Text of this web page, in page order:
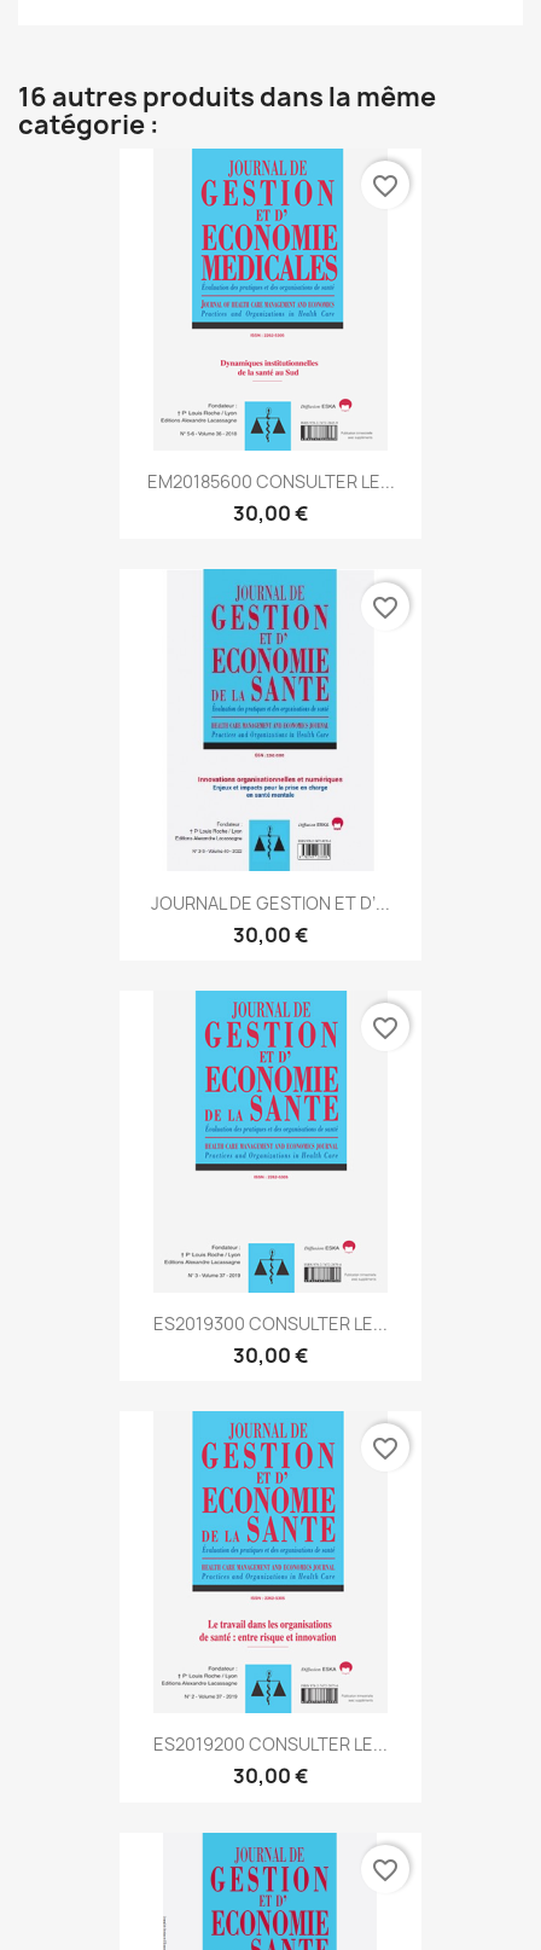
16 autres produits dans la même
catégorie :
EM20185600 CONSULTER LE...
30,00 €
favorite_border
JOURNAL DE GESTION ET D’...
30,00 €
favorite_border
ES2019300 CONSULTER LE...
30,00 €
favorite_border
ES2019200 CONSULTER LE...
30,00 €
favorite_border
favorite_border